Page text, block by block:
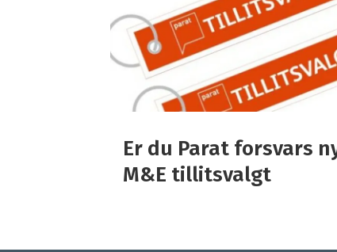
Er du Parat forsvars
M&E tillitsvalgt